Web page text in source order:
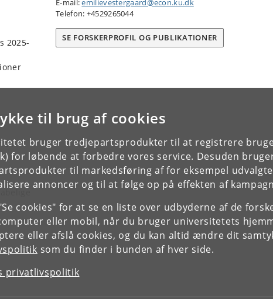
til brug af cookies
bruger tredjepartsprodukter til at registrere
for løbende at forbedre vores service. Desuden
til markedsføring af for eksempel
annoncer og til at følge op på effekten af
cookies" for at se en liste over udbyderne af de
eller mobil, når du bruger universitetets
eller afslå cookies, og du kan altid ændre dit
som du finder i bunden af hver side.
privatlivspolitik
2025-
i
E-mail:emilievestergaard@econ.ku.dk
Telefon: +4529265044
SE FORSKERPROFIL OG PUBLIKATIONER
26